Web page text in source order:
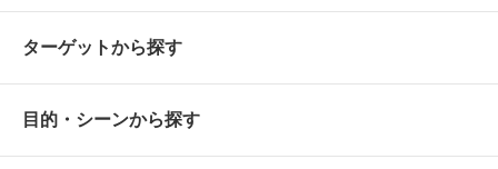
ターゲットから探す
目的・シーンから探す